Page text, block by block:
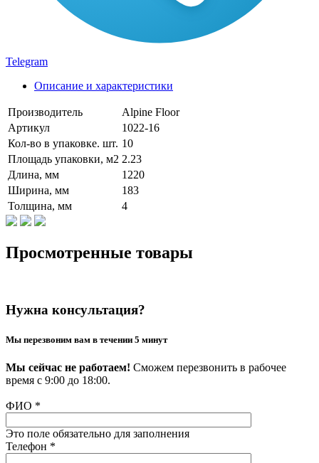
Telegram
Описание и характеристики
Производитель
Alpine Floor
Артикул
1022-16
Кол-во в упаковке. шт. 10
Площадь упаковки, м2 2.23
Длина, мм
1220
Ширина, мм
183
Толщина, мм
4
Просмотренные товары
Нужна консультация?
Мы перезвоним вам в течении 5 минут
Мы сейчас не работаем! Сможем перезвонить в рабочее
время с 9:00 до 18:00.
ФИО *
Это поле обязательно для заполнения
Телефон *